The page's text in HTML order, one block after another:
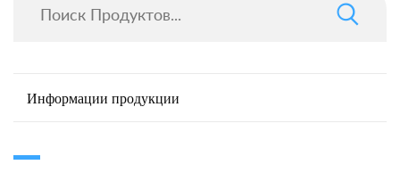
Информации продукции